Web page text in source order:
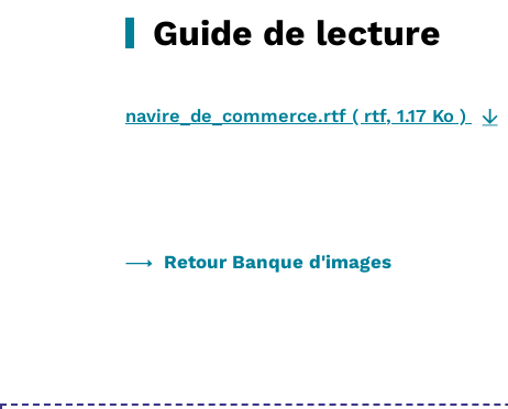
Guide de lecture
navire_de_commerce.rtf ( rtf, 1.17 Ko )
Retour Banque d'images